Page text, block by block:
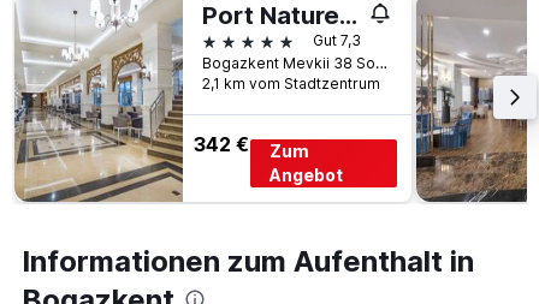
Port Nature Luxury Resort & Spa
5 Sterne
Gut 7,3
Bogazkent Mevkii 38 Sokak, 4, Bogazkent, Türkei
2,1 km vom Stadtzentrum
342 €
Zum
Angebot
Informationen zum Aufenthalt in